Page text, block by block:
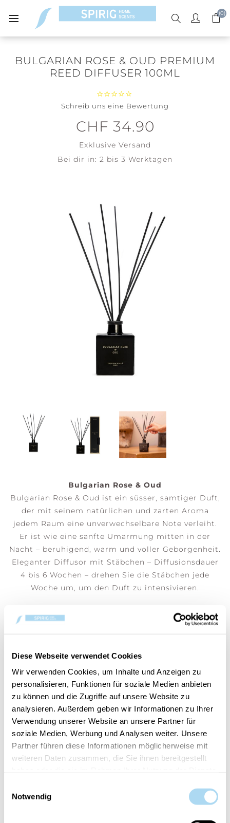
Diese Webseite verwendet Cookies
Wir verwenden Cookies, um Inhalte und Anzeigen zu
personalisieren, Funktionen für soziale Medien anbieten
zu können und die Zugriffe auf unsere Website zu
analysieren. Außerdem geben wir Informationen zu Ihrer
Verwendung unserer Website an unsere Partner für
soziale Medien, Werbung und Analysen weiter. Unsere
Partner führen diese Informationen möglicherweise mit
weiteren Daten zusammen, die Sie ihnen bereitgestellt
Notwendig
(0)
BULGARIAN ROSE & OUD PREMIUM
REED DIFFUSER 100ML
Schreib uns eine Bewertung
CHF 34.90
Exklusive Versand
Bei dir in: 2 bis 3 Werktagen
Bulgarian Rose & Oud
Bulgarian Rose & Oud ist ein süsser, samtiger Duft,
der mit seinem natürlichen und zarten Aroma
jedem Raum eine unverwechselbare Note verleiht.
Er ist wie eine sanfte Umarmung mitten in der
Nacht – beruhigend, warm und voller Geborgenheit.
Eleganter Diffusor mit Stäbchen – Diffusionsdauer
4 bis 6 Wochen – drehen Sie die Stäbchen jede
Woche um, um den Duft zu intensivieren.
DEM WARENKORB HINZUFÜGEN
Artikelnummer: 10.00910.0115-1
auf Lager